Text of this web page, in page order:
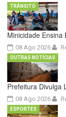
Minicidade
08 Ago 2026
TRÂNSITO
Prefeitura
08 Ago 2026
OUTRAS NOTÍCIAS
ESPORTES